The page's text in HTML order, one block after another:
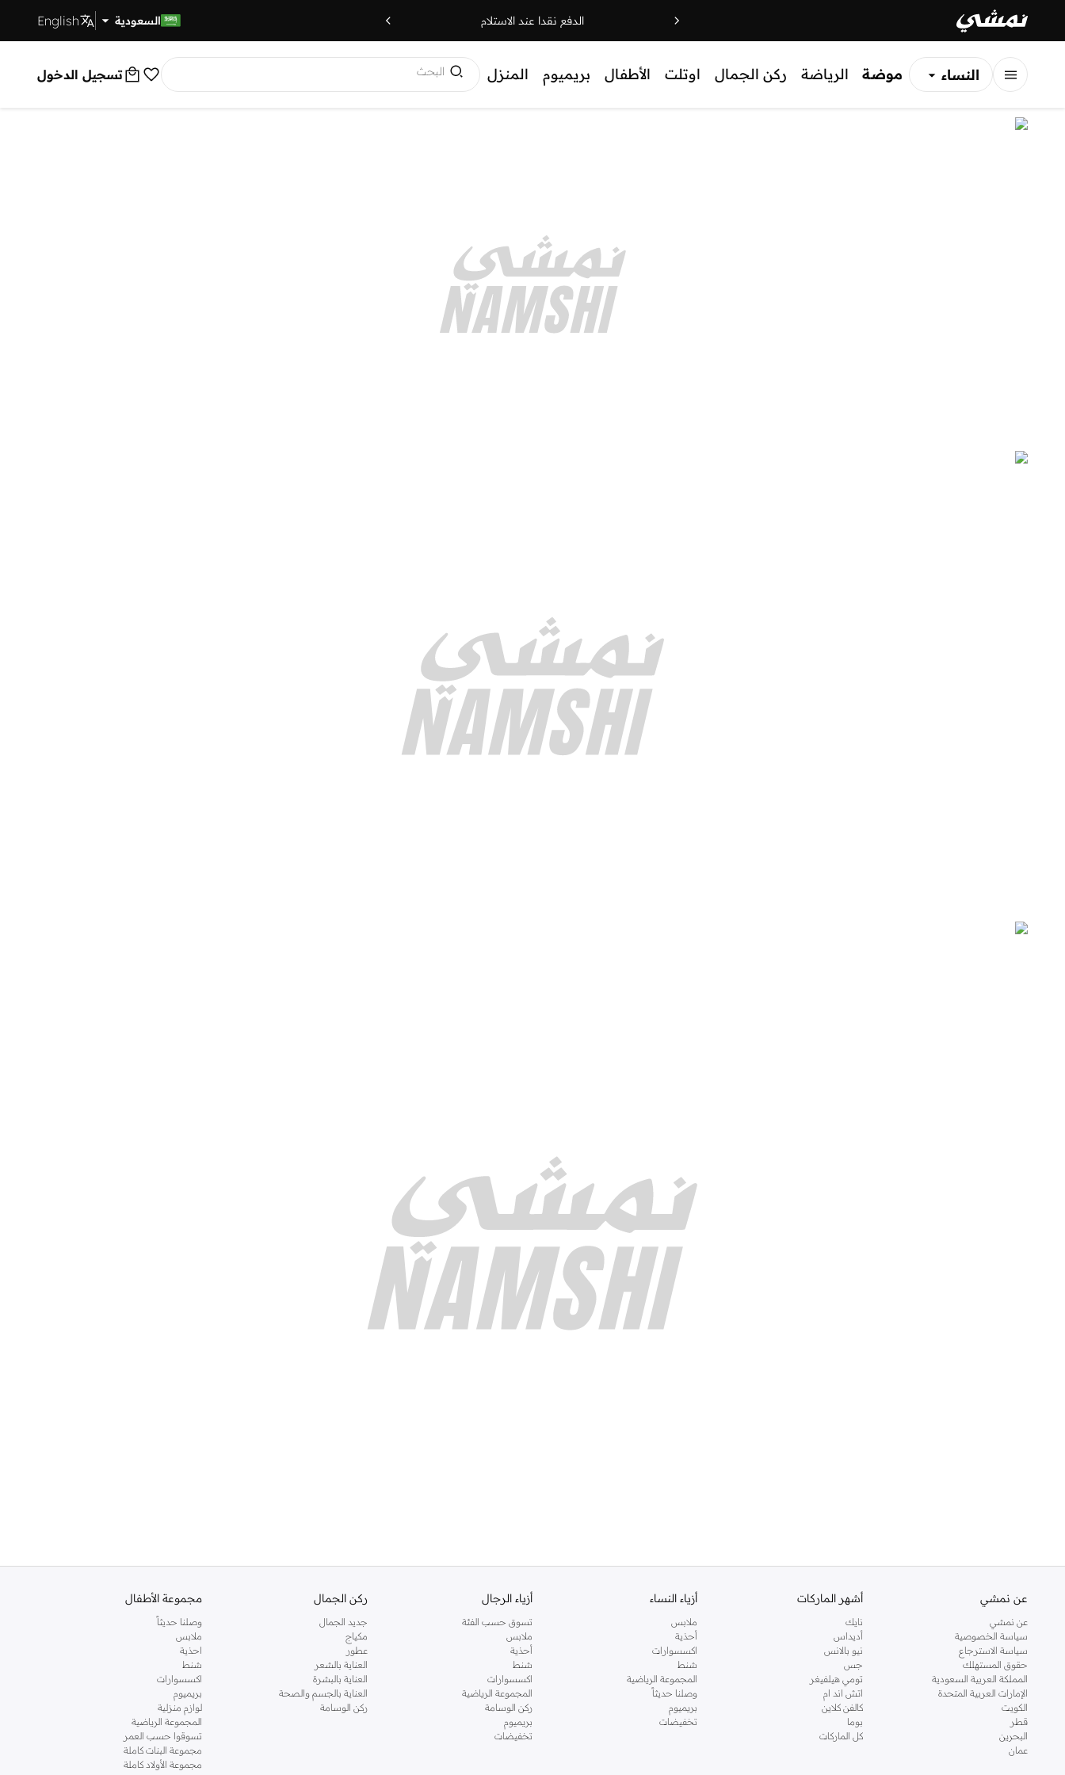
الدفع نقدا عند الاستلام توصيل سريع السعودية English
النساء
موضة الرياضة ركن الجمال اوتلت الأطفال بريميوم المنزل البحث تسجيل الدخول
عن نمشي
عن نمشي
سياسة الخصوصية
سياسة الاسترجاع
حقوق المستهلك
المملكة العربية السعودية
الإمارات العربية المتحدة
الكويت
قطر
البحرين
عمان
أشهر الماركات
نايك
أديداس
نيو بالانس
جس
تومي هيلفيغر
اتش اند ام
كالفن كلاين
بوما
كل الماركات
أزياء النساء
ملابس
أحذية
اكسسوارات
شنط
المجموعة الرياضية
وصلنا حديثاً
بريميوم
تخفيضات
أزياء الرجال
تسوق حسب الفئة
ملابس
أحذية
شنط
اكسسوارات
المجموعة الرياضية
ركن الوسامة
بريميوم
تخفيضات
ركن الجمال
جديد الجمال
مكياج
عطور
العناية بالشعر
العناية بالبشرة
العناية بالجسم والصحة
ركن الوسامة
مجموعة الأطفال
وصلنا حديثاً
ملابس
احذية
شنط
اكسسوارات
بريميوم
لوازم منزلية
المجموعة الرياضية
تسوقوا حسب العمر
مجموعة البنات كاملة
مجموعة الأولاد كاملة